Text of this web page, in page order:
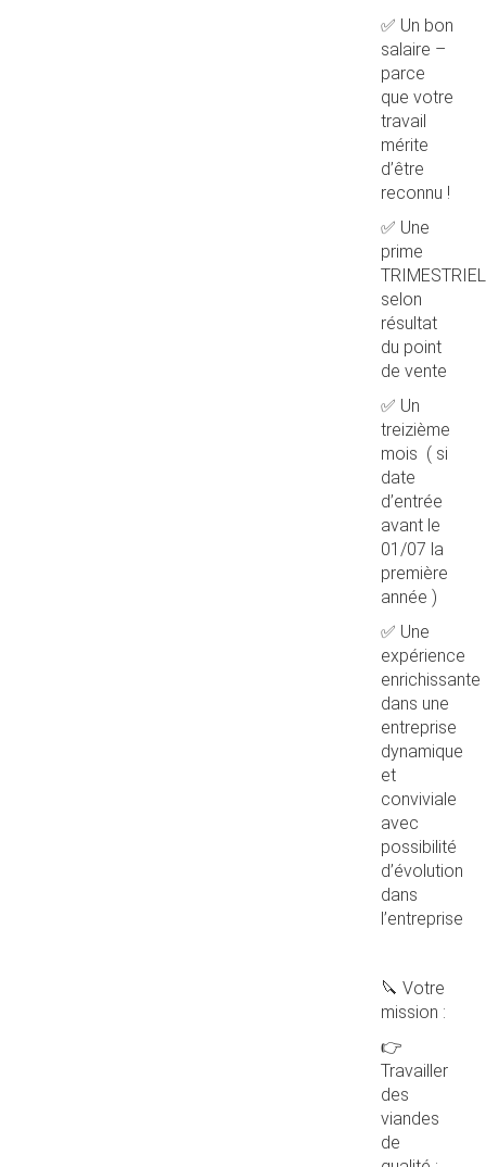
✅ Un bon
salaire –
parce
que votre
travail
mérite
d’être
reconnu !
✅ Une
prime
selon
résultat
du point
de vente
✅ Un
treizième
mois ( si
date
d’entrée
avant le
01/07 la
première
année )
✅ Une
expérience
enrichissante
dans une
entreprise
dynamique
et
conviviale
avec
possibilité
d’évolution
dans
l’entreprise
🔪 Votre
mission :
👉
Travailler
des
viandes
de